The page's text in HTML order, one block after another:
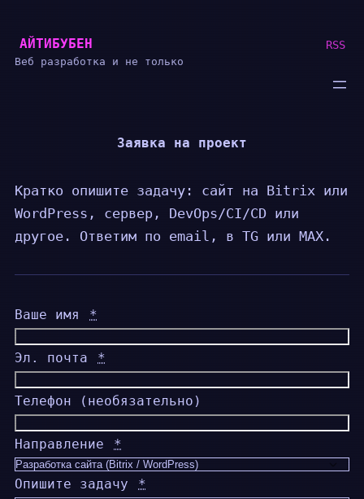
к
содержимому
АЙТИБУБЕН
Веб разработка и не только
RSS
Заявка на проект
Кратко опишите задачу: сайт на Bitrix или
WordPress, сервер, DevOps/CI/CD или
другое. Ответим по email, в TG или MAX.
Ваше имя *
Эл. почта *
Телефон (необязательно)
Направление *
Опишите задачу *